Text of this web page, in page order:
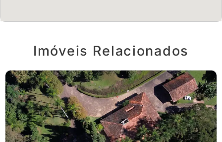
Imóveis Relacionados